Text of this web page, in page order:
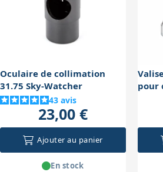
garantir une observation sans
Oculaire de collimation
31.75 Sky-Watcher
43 avis
23,00 €
Ajouter au panier
En stock
pour